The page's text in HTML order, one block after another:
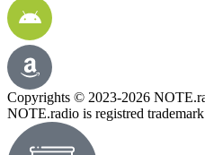
Copyrights © 2023-2026
NOTE.radio is registred